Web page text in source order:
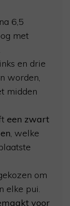
6,5
met
en drie
worden,
midden
een zwart
, welke
om
elke pui.
voor